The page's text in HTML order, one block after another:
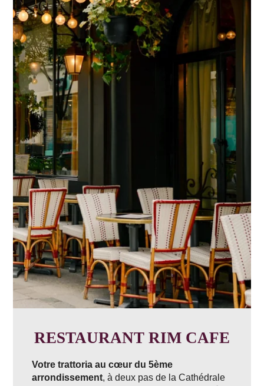
RESTAURANT RIM CAFE
Votre trattoria au cœur du 5ème
arrondissement, à deux pas de la Cathédrale